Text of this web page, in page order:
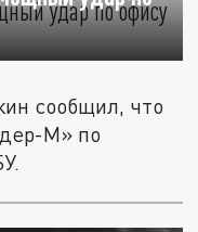
сообщил, что
М» по